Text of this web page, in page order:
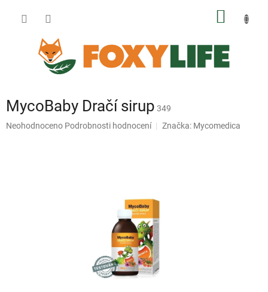
MycoBaby Dračí sirup 349
Průměrné
Neohodnoceno Podrobnosti hodnocení Značka: Mycomedica